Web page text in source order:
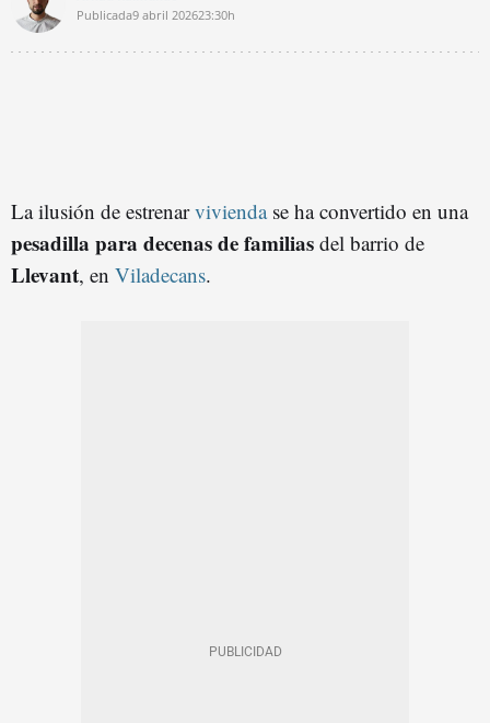
Publicada9 abril 202623:30h
La ilusión de estrenarvivienda se ha convertido en una
pesadilla para decenas de familias del barrio de
Llevant, en Viladecans.